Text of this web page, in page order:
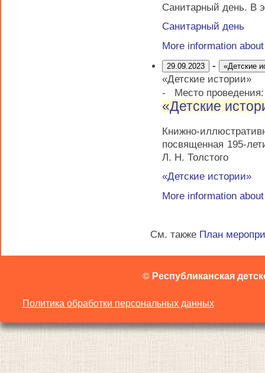
Санитарный день. В
Санитарный день
More information
29.09.2023 - «Детские
«Детские истории»
-
Место
«Детские
Книжно-
посвященная 195-
Л. Н. Толстого
«Детские истории»
More information
См. также План
© Республиканская
Политика обработки персональных данных